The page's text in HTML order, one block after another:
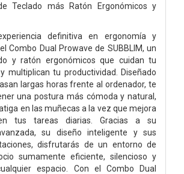
Teclado más Ratón Ergonómicos y
definitiva en ergonomía y
Combo Dual Prowave de SUBBLIM, un
y ratón ergonómicos que cuidan tu
multiplican tu productividad. Diseñado
largas horas frente al ordenador, te
una postura más cómoda y natural,
en las muñecas a la vez que mejora
tus tareas diarias. Gracias a su
su diseño inteligente y sus
disfrutarás de un entorno de
sumamente eficiente, silencioso y
espacio. Con el Combo Dual